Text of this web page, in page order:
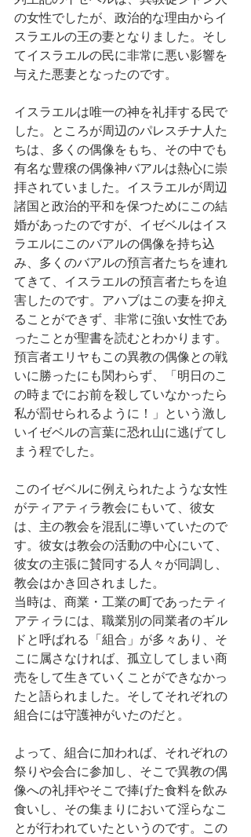
の女性でしたが、政治的な理由からイ
スラエルの王の妻となりました。そし
てイスラエルの民に非常に悪い影響を
与えた悪妻となったのです。
イスラエルは唯一の神を礼拝する民で
した。ところが周辺のパレスチナ人た
ちは、多くの偶像をもち、その中でも
有名な豊穣の偶像神バアルは熱心に崇
拝されていました。イスラエルが周辺
諸国と政治的平和を保つためにこの結
婚があったのですが、イゼベルはイス
ラエルにこのバアルの偶像を持ち込
み、多くのバアルの預言者たちを連れ
てきて、イスラエルの預言者たちを迫
害したのです。アハブはこの妻を抑え
ることができず、非常に強い女性であ
ったことが聖書を読むとわかります。
預言者エリヤもこの異教の偶像との戦
いに勝ったにも関わらず、「明日のこ
の時までにお前を殺していなかったら
私が罰せられるように！」という激し
いイゼベルの言葉に恐れ山に逃げてし
まう程でした。
このイゼベルに例えられたような女性
がティアティラ教会にもいて、彼女
は、主の教会を混乱に導いていたので
す。彼女は教会の活動の中心にいて、
彼女の主張に賛同する人々が同調し、
教会はかき回されました。
当時は、商業・工業の町であったティ
アティラには、職業別の同業者のギル
ドと呼ばれる「組合」が多々あり、そ
こに属さなければ、孤立してしまい商
売をして生きていくことができなかっ
たと語られました。そしてそれぞれの
組合には守護神がいたのだと。
よって、組合に加われば、それぞれの
祭りや会合に参加し、そこで異教の偶
像への礼拝やそこで捧げた食料を飲み
食いし、その集まりにおいて淫らなこ
とが行われていたというのです。この